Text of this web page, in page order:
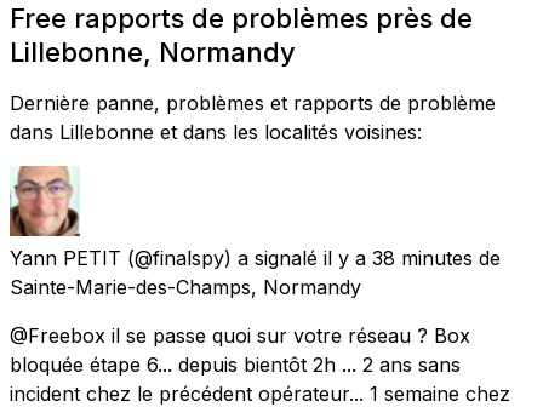
Free rapports de problèmes près de
Lillebonne, Normandy
Dernière panne, problèmes et rapports de problème
dans Lillebonne et dans les localités voisines:
Yann PETIT (@finalspy) a signalé il y a 38 minutes de
Sainte-Marie-des-Champs, Normandy
@Freebox il se passe quoi sur votre réseau ? Box
bloquée étape 6... depuis bientôt 2h ... 2 ans sans
incident chez le précédent opérateur... 1 semaine chez